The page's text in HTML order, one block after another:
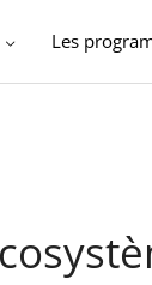
Les